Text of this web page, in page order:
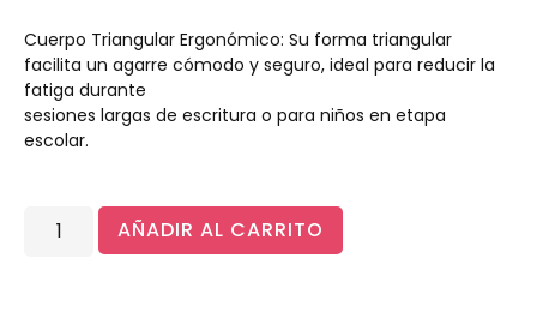
Cuerpo Triangular Ergonómico: Su forma triangular
facilita un agarre cómodo y seguro, ideal para reducir la
fatiga durante
sesiones largas de escritura o para niños en etapa
escolar.
AÑADIR AL CARRITO